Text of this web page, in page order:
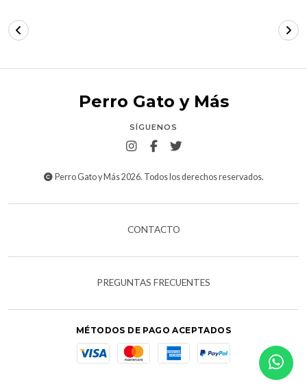
Perro Gato y Más
SÍGUENOS
Perro Gato y Más 2026. Todos los derechos reservados.
CONTACTO
PREGUNTAS FRECUENTES
MÉTODOS DE PAGO ACEPTADOS